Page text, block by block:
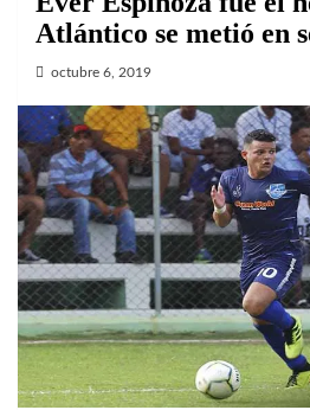
Atlántico se metió en
octubre 6, 2019